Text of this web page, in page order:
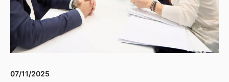
07/11/2025